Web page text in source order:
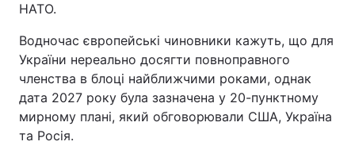
НАТО.
Водночас європейські чиновники кажуть, що для
України нереально досягти повноправного
членства в блоці найближчими роками, однак
дата 2027 року була зазначена у 20-пунктному
мирному плані, який обговорювали США, Україна
та Росія.